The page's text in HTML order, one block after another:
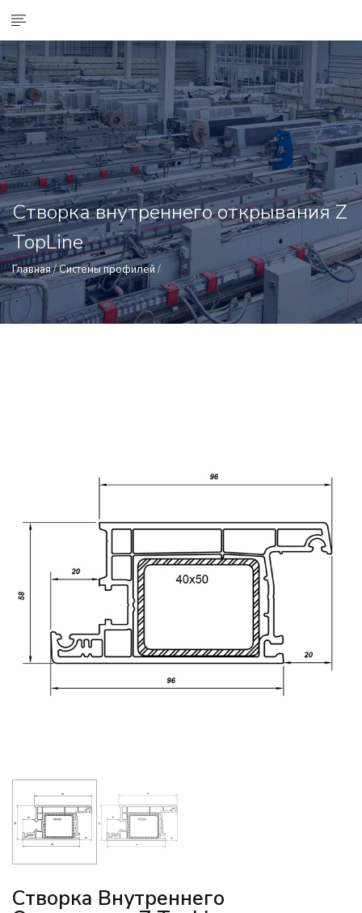
Створка внутреннего открывания Z
TopLine
Главная/Системы профилей/
Створка Внутреннего